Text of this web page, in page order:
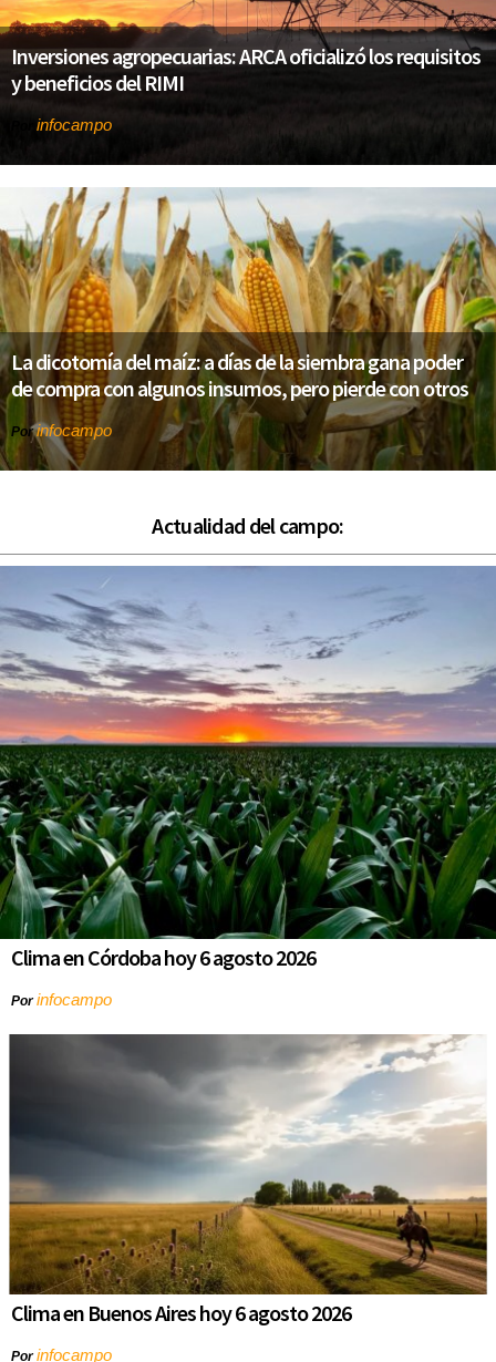
Inversiones agropecuarias: ARCA oficializó los requisitos
y beneficios del RIMI
infocampo
La dicotomía del maíz: a días de la siembra gana poder
de compra con algunos insumos, pero pierde con otros
Porinfocampo
Actualidad del campo:
Clima en Córdoba hoy 6 agosto 2026
Porinfocampo
Clima en Buenos Aires hoy 6 agosto 2026
Porinfocampo